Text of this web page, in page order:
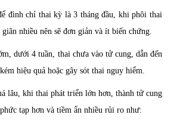
đình chỉ thai kỳ là 3 tháng đầu, khi phôi thai
nhiều nên sẽ đơn giản và ít biến chứng.
dưới 4 tuần, thai chưa vào tử cung, dẫn đến
hiệu quả hoặc gây sót thai nguy hiểm.
lâu, khi thai phát triển lớn hơn, thành tử cung
tạp hơn và tiềm ẩn nhiều rủi ro như: